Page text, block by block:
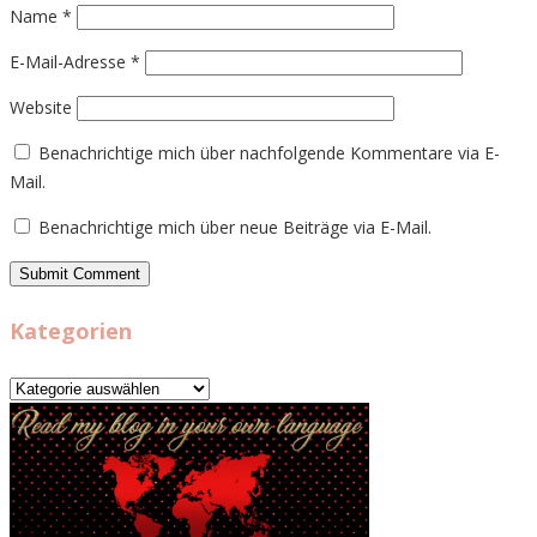
Name *
E-Mail-Adresse *
Website
Benachrichtige mich über nachfolgende Kommentare via E-
Mail.
Benachrichtige mich über neue Beiträge via E-Mail.
Kategorien
Kategorien